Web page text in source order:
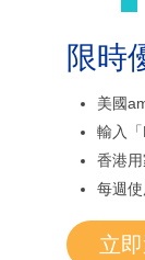
限時
美國
輸入
香港
每週
立